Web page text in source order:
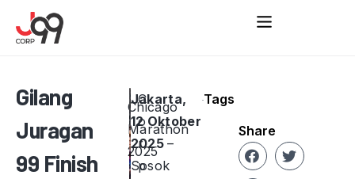
Gilang
Juragan
99 Finish
C
o
r
p
Chicago
Marathon
2025
Jakarta,
12 Oktober
2025–
Sosok
Tags
Share